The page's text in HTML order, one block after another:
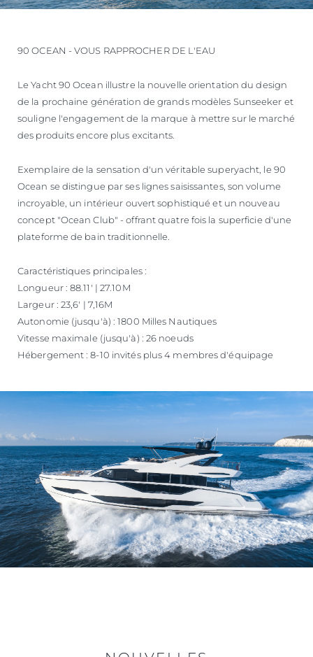
90 OCEAN - VOUS RAPPROCHER DE L'EAU
Le Yacht 90 Ocean illustre la nouvelle orientation du design
de la prochaine génération de grands modèles Sunseeker et
souligne l'engagement de la marque à mettre sur le marché
des produits encore plus excitants.
Exemplaire de la sensation d'un véritable superyacht, le 90
Ocean se distingue par ses lignes saisissantes, son volume
incroyable, un intérieur ouvert sophistiqué et un nouveau
concept "Ocean Club" - offrant quatre fois la superficie d'une
plateforme de bain traditionnelle.
Caractéristiques principales :
Longueur : 88.11' | 27.10M
Largeur : 23,6' | 7,16M
Autonomie (jusqu'à) : 1800 Milles Nautiques
Vitesse maximale (jusqu'à) : 26 noeuds
Hébergement : 8-10 invités plus 4 membres d'équipage